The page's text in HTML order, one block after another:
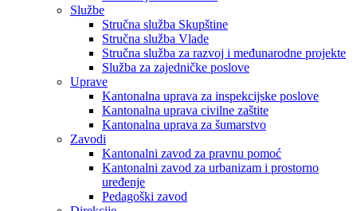
Službe
Stručna služba Skupštine
Stručna služba Vlade
Stručna služba za razvoj i međunarodne projekte
Služba za zajedničke poslove
Uprave
Kantonalna uprava za inspekcijske poslove
Kantonalna uprava civilne zaštite
Kantonalna uprava za šumarstvo
Zavodi
Kantonalni zavod za pravnu pomoć
Kantonalni zavod za urbanizam i prostorno
uređenje
Pedagoški zavod